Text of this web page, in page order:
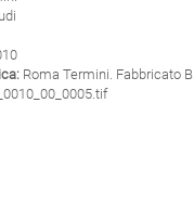
Roma Termini. Fabbricato B.